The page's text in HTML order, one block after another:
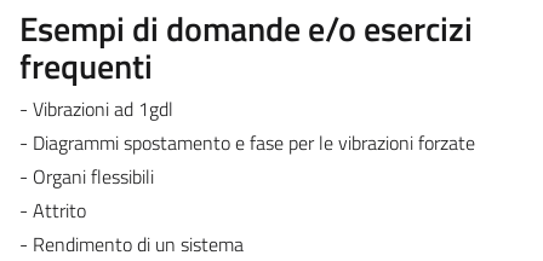
Esempi di domande e/o esercizi
frequenti
- Vibrazioni ad 1gdl
- Diagrammi spostamento e fase per le vibrazioni forzate
- Organi flessibili
- Attrito
- Rendimento di un sistema